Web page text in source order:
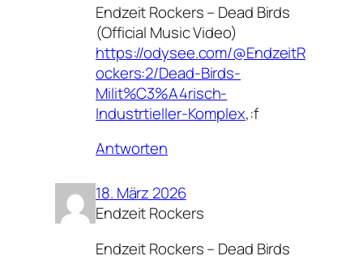
Endzeit Rockers – Dead Birds
(Official Music Video)
https://odysee.com/@EndzeitR
ockers:2/Dead-Birds-
Milit%C3%A4risch-
Industrtieller-Komplex,:f
Antworten
18. März 2026
Endzeit Rockers
Endzeit Rockers – Dead Birds